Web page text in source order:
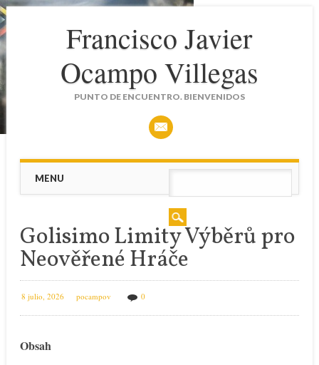
Francisco Javier
Ocampo Villegas
PUNTO DE ENCUENTRO. BIENVENIDOS
Main menu
MENU
Golisimo Limity Výběrů pro
Neověřené Hráče
8 julio, 2026 pocampov 0
Obsah